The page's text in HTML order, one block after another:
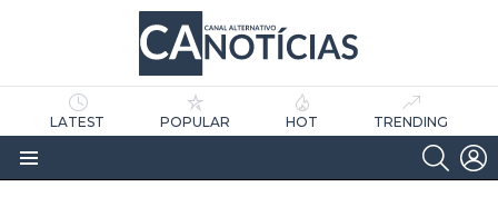
LATEST POPULAR HOT TRENDING
Menu